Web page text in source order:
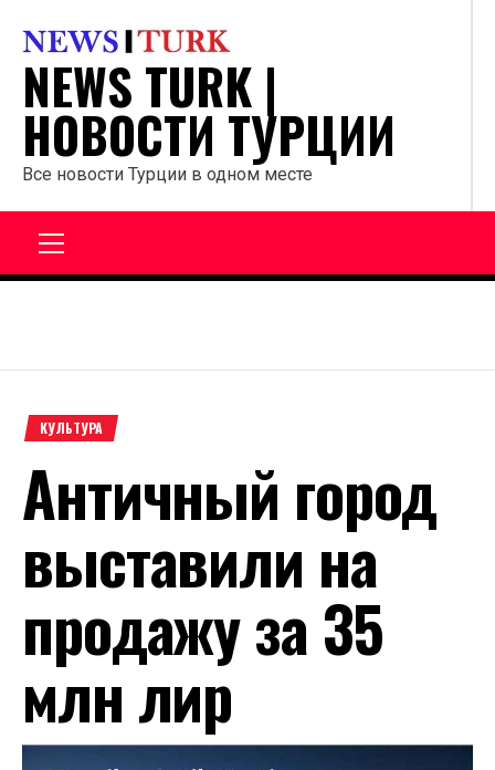
содержанию
NEWS TURK |
НОВОСТИ ТУРЦИИ
Все новости Турции в одном месте
КУЛЬТУРА
Античный город
выставили на
продажу за 35
млн лир